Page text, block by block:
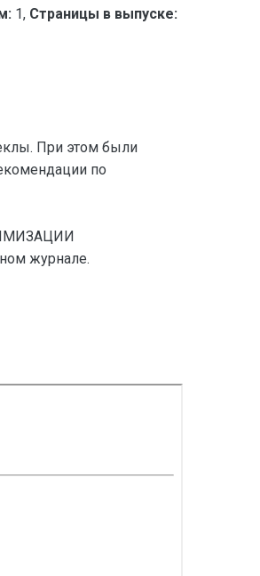
1, Страницы в выпуске:
При этом были
по
журнале.